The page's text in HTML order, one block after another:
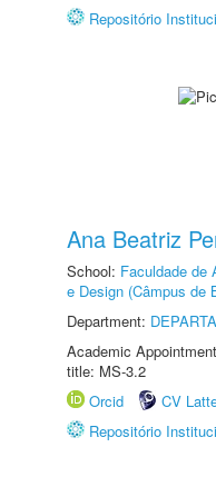
Repositório
Ana Beatriz
School: Faculdade de
e Design (Câmpus de
Department:
Academic
title: MS-3.2
Orcid
CV
Repositório